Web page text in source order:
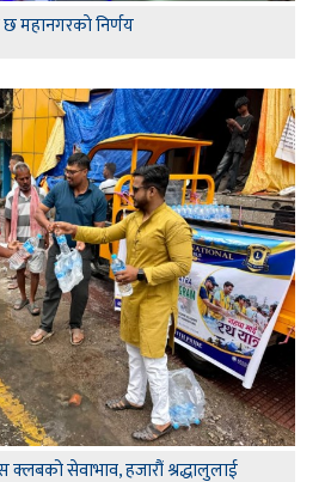
महानगरकाे निर्णय
क्लबको सेवाभाव, हजारौं श्रद्धालुलाई